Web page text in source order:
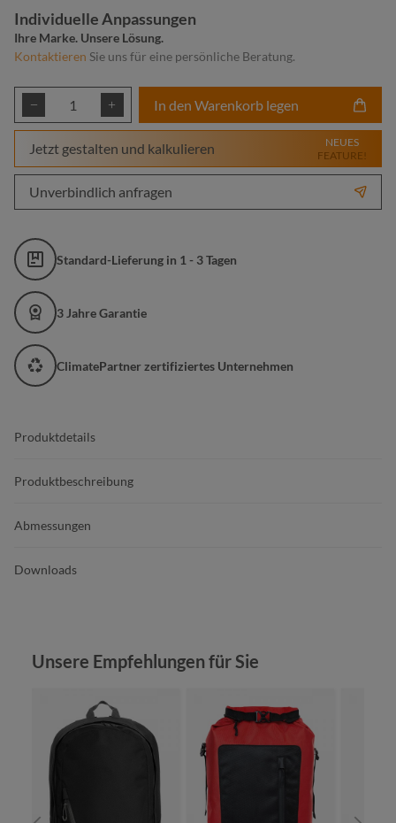
Individuelle Anpassungen
Ihre Marke. Unsere Lösung.
Kontaktieren Sie uns für eine persönliche Beratung.
Produkt Anzahl: Gib den gewünschten
In den Warenkorb legen
Jetzt gestalten und kalkulieren
NEUES
FEATURE!
Unverbindlich anfragen
Standard-Lieferung in 1 - 3 Tagen
3 Jahre Garantie
ClimatePartner zertifiziertes Unternehmen
Produktdetails
Produktbeschreibung
Abmessungen
Downloads
Produktgalerie überspringen
Unsere Empfehlungen für Sie